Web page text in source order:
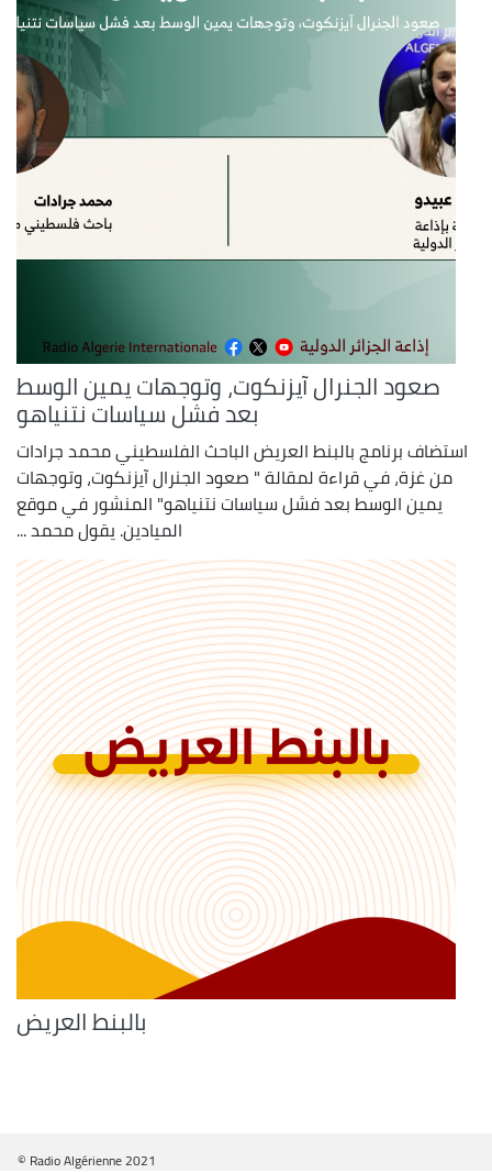
صعود الجنرال آيزنكوت، وتوجهات يمين الوسط
بعد فشل سياسات نتنياهو
استضاف برنامج بالبنط العريض الباحث الفلسطيني محمد جرادات
من غزة، في قراءة لمقالة " صعود الجنرال آيزنكوت، وتوجهات
يمين الوسط بعد فشل سياسات نتنياهو" المنشور في موقع
الميادين. يقول محمد ...
بالبنط العريض
© Radio Algérienne 2021